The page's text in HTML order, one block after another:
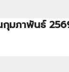
กุมภาพันธ์